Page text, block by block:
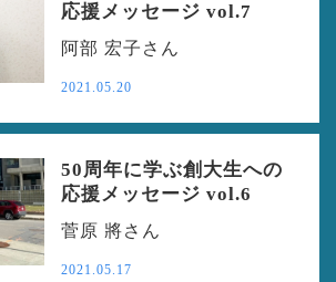
応援メッセージ vol.7
阿部 宏子さん
2021.05.20
50周年に学ぶ創大生への
応援メッセージ vol.6
菅原 將さん
2021.05.17